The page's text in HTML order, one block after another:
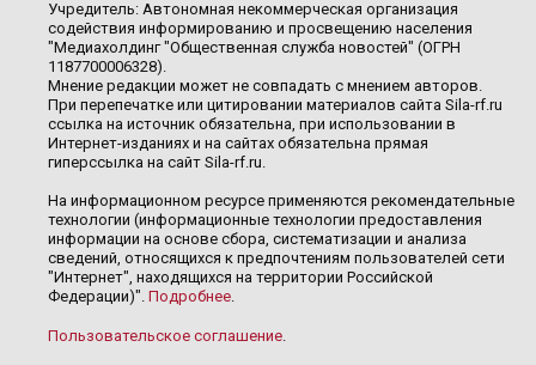
Учредитель: Автономная некоммерческая организация
содействия информированию и просвещению населения
"Медиахолдинг "Общественная служба новостей" (ОГРН
1187700006328).
Мнение редакции может не совпадать с мнением авторов.
При перепечатке или цитировании материалов сайта Sila-rf.ru
ссылка на источник обязательна, при использовании в
Интернет-изданиях и на сайтах обязательна прямая
гиперссылка на сайт Sila-rf.ru.
На информационном ресурсе применяются рекомендательные
технологии (информационные технологии предоставления
информации на основе сбора, систематизации и анализа
сведений, относящихся к предпочтениям пользователей сети
"Интернет", находящихся на территории Российской
Федерации)". Подробнее.
Пользовательское соглашение.